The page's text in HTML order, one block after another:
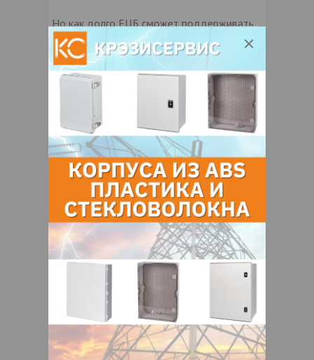
Но как долго ЕЦБ сможет поддерживать
спрос на бонды? По словам члена
управляющего совета ЕЦБ,
по совместительству главы Центробанка
Люксембурга, И. Мерша, ЕЦБ не желает
быть кредитором последней инстанции
в борьбе еврозоны с долговым кризисом.
В связи с этим Европейский центральный
банк рассматривает возможность
прекращения выкупа итальянских
облигаций, если его аналитики придут
к выводу, что страна не в силах выполнить
взятые обязательства и провести
структурные реформы.
Очевидно, что после такого заявления
на правительство Сильвио Берлускони
усилилось политическое давление. Это
лишает его гибкости при принятии
решений, возрастает вероятность
отставки кабинета, и дальше события
развиваются аналогично греческим, только